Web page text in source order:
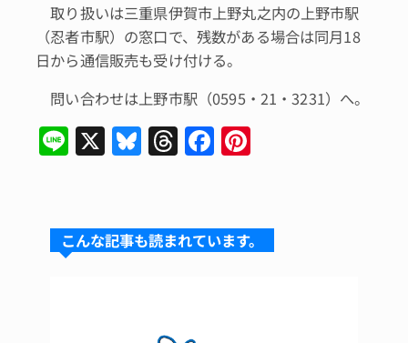
取り扱いは三重県伊賀市上野丸之内の上野市駅
（忍者市駅）の窓口で、残数がある場合は同月18
日から通信販売も受け付ける。
問い合わせは上野市駅（0595・21・3231）へ。
Li
n
X Bl
u
s
k
T
hr
a
d
F
a
e
b
re
st
こんな記事も読まれています。